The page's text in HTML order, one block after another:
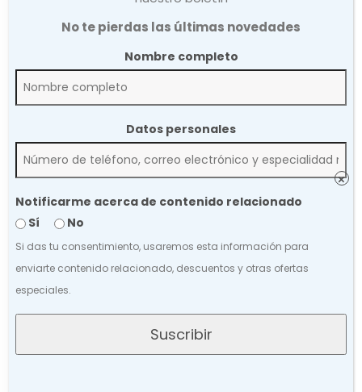
ESTERILIZA EN 20
MINUTOS
NO REQUIERE
MANTENIMIENTO
INSTRUMENTAL
¡NO TE PIERDAS NUESTRO
No te pierdas las últimas novedades
Nombre completo
Datos personales
Notificarme acerca de contenido relacionado
Sí
No
Si das tu consentimiento, usaremos esta información para
enviarte contenido relacionado, descuentos y otras ofertas
especiales.
Suscribir
×